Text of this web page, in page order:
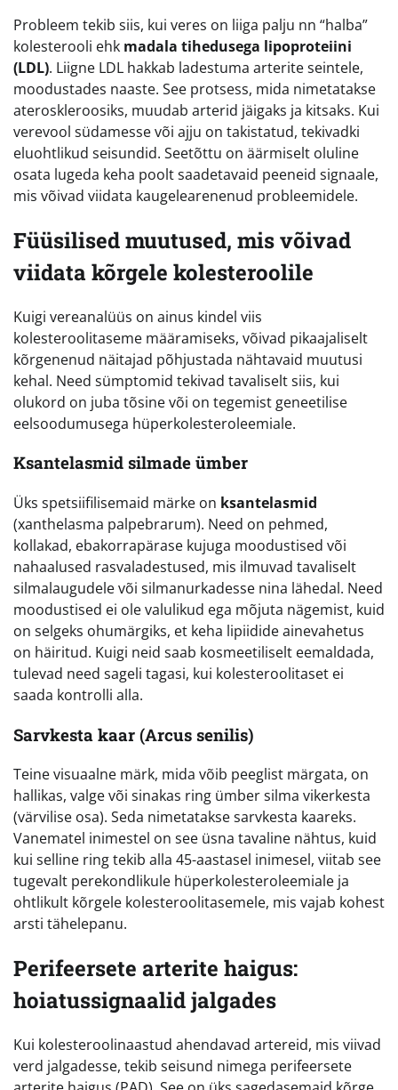
Probleem tekib siis, kui veres on liiga palju nn “halba”
kolesterooli ehk madala tihedusega lipoproteiini
(LDL). Liigne LDL hakkab ladestuma arterite seintele,
moodustades naaste. See protsess, mida nimetatakse
ateroskleroosiks, muudab arterid jäigaks ja kitsaks. Kui
verevool südamesse või ajju on takistatud, tekivadki
eluohtlikud seisundid. Seetõttu on äärmiselt oluline
osata lugeda keha poolt saadetavaid peeneid signaale,
mis võivad viidata kaugelearenenud probleemidele.
Füüsilised muutused, mis võivad
viidata kõrgele kolesteroolile
Kuigi vereanalüüs on ainus kindel viis
kolesteroolitaseme määramiseks, võivad pikaajaliselt
kõrgenenud näitajad põhjustada nähtavaid muutusi
kehal. Need sümptomid tekivad tavaliselt siis, kui
olukord on juba tõsine või on tegemist geneetilise
eelsoodumusega hüperkolesteroleemiale.
Ksantelasmid silmade ümber
Üks spetsiifilisemaid märke on ksantelasmid
(xanthelasma palpebrarum). Need on pehmed,
kollakad, ebakorrapärase kujuga moodustised või
nahaalused rasvaladestused, mis ilmuvad tavaliselt
silmalaugudele või silmanurkadesse nina lähedal. Need
moodustised ei ole valulikud ega mõjuta nägemist, kuid
on selgeks ohumärgiks, et keha lipiidide ainevahetus
on häiritud. Kuigi neid saab kosmeetiliselt eemaldada,
tulevad need sageli tagasi, kui kolesteroolitaset ei
saada kontrolli alla.
Sarvkesta kaar (Arcus senilis)
Teine visuaalne märk, mida võib peeglist märgata, on
hallikas, valge või sinakas ring ümber silma vikerkesta
(värvilise osa). Seda nimetatakse sarvkesta kaareks.
Vanematel inimestel on see üsna tavaline nähtus, kuid
kui selline ring tekib alla 45-aastasel inimesel, viitab see
tugevalt perekondlikule hüperkolesteroleemiale ja
ohtlikult kõrgele kolesteroolitasemele, mis vajab kohest
arsti tähelepanu.
Perifeersete arterite haigus:
hoiatussignaalid jalgades
Kui kolesteroolinaastud ahendavad artereid, mis viivad
verd jalgadesse, tekib seisund nimega perifeersete